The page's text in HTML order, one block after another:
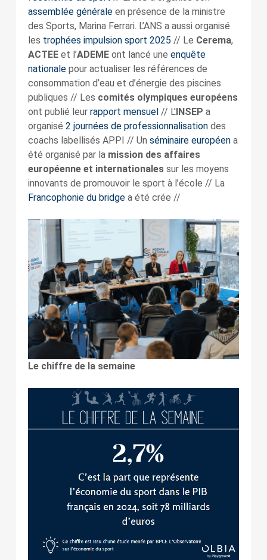
assemblée généraleen présence de la ministre
des Sports, Marina Ferrari. L’ANS a aussi organisé
les trophées impulsion sport 2025 // Le Cerema,
ACTEEet l’ADEMEont lancé une enquête
nationalepour actualiser les références de
consommation d’eau et d’énergie des piscines
publiques // Les comités olympiques européens
ont publié leur rapport mensuel// L’INSEP a
organisé 2 journées de professionnalisationdes
coachs labellisés APPI // Un séminaire européena
été organisé par la mission des affaires
européenne et internationalessur les moyens
innovants de promouvoir le sport à l’école // La
Francophonie du bridgea été crée //
Le chiffre de la semaine